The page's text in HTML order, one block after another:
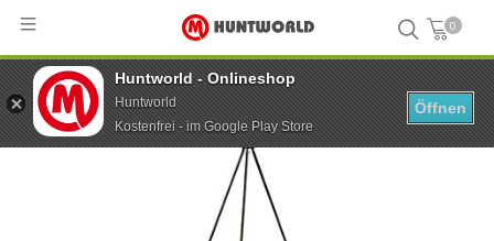
0
Hauptseite ... Prologic Weigh Tripod
Huntworld - Onlineshop
Huntworld
Kostenfrei - im Google Play Store
Öffnen